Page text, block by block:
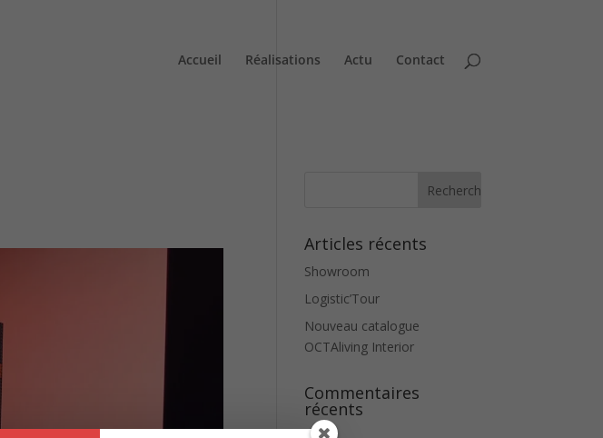
Accueil Réalisations Actu Contact
Articles récents
Showroom
Logistic’Tour
Nouveau catalogue
OCTAliving Interior
Commentaires
récents